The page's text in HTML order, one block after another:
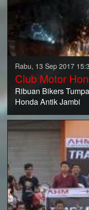
Rabu, 13 Sep 2017
Club Motor
Ribuan Bikers
Honda Antik Jambi